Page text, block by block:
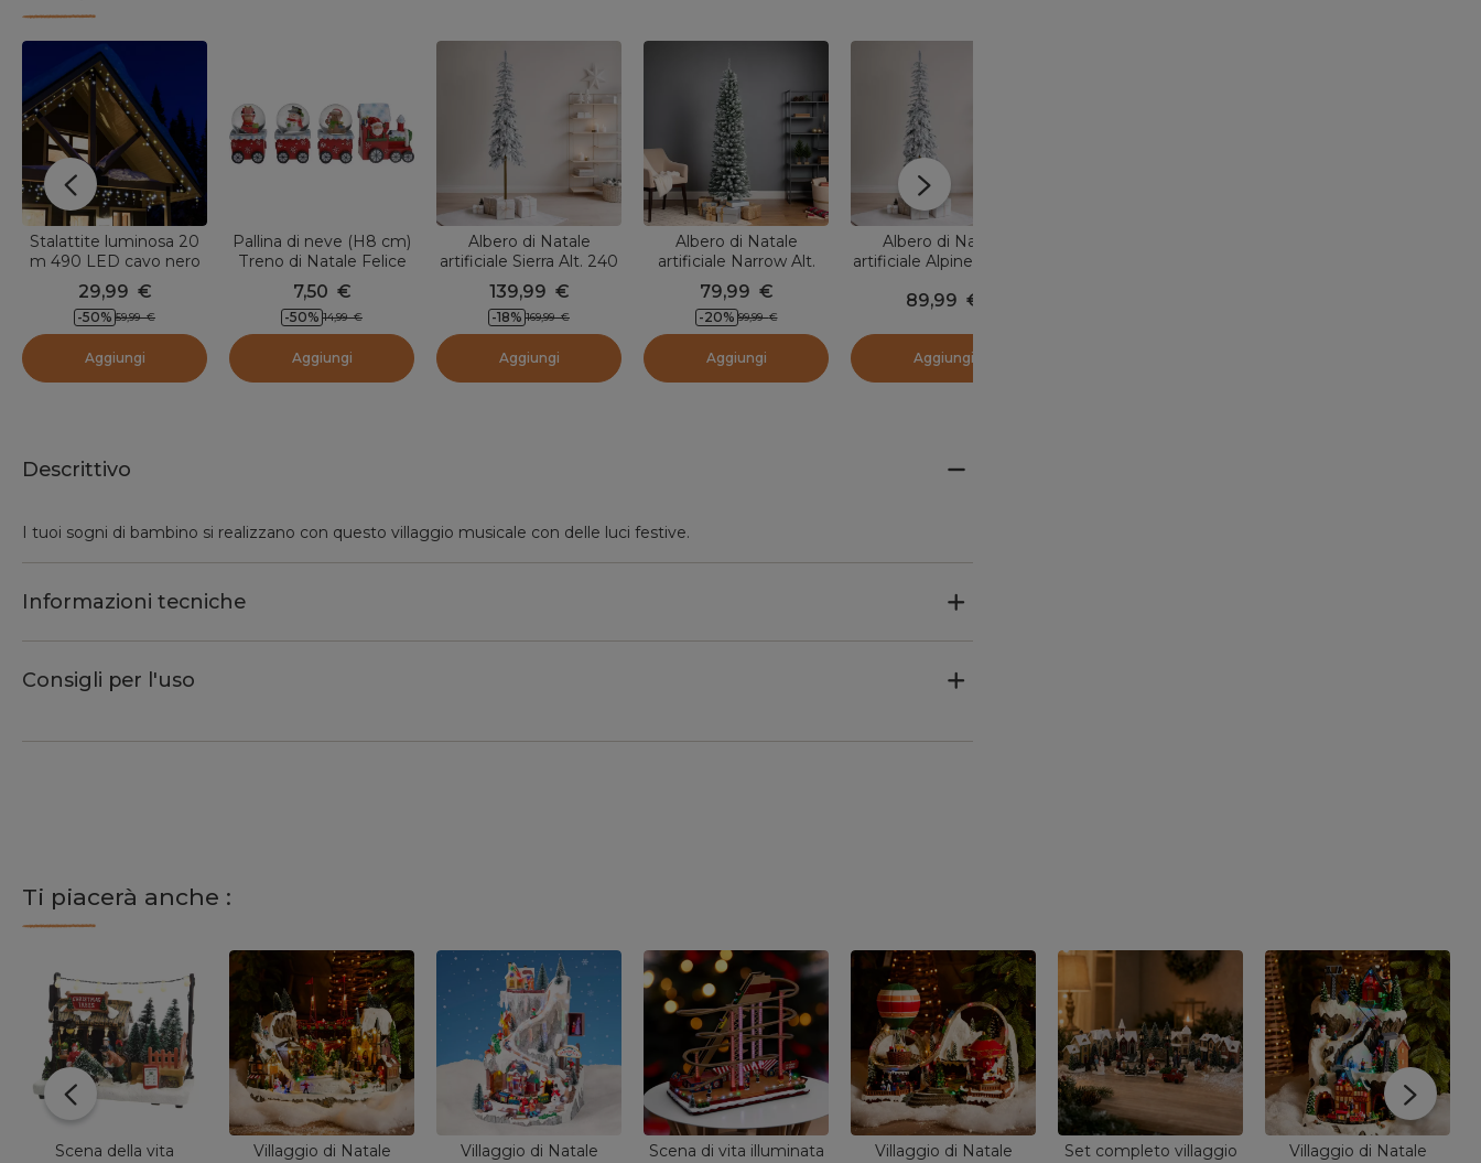
Stalattite luminosa 20
m 490 LED cavo nero
Stars Bicolore Bianco
caldo e freddo
29,99 €
-50% 59,99 €
Aggiungi
Pallina di neve (H8 cm)
Treno di Natale Felice
7,50 €
-50% 14,99 €
Aggiungi
Albero di Natale
artificiale Sierra Alt. 240
cm Verde innevato
139,99 €
-18% 169,99 €
Aggiungi
Albero di Natale
artificiale Narrow Alt.
210 cm Verde innevato
79,99 €
-20% 99,99 €
Aggiungi
Albero di Natale
artificiale Alpine Alt. 180
89,99 €
Aggiungi
Descrittivo
I tuoi sogni di bambino si realizzano con questo villaggio musicale con delle luci festive.
Informazioni tecniche
Consigli per l'uso
Ti piacerà anche :
Scena della vita
Villaggio di Natale
Villaggio di Natale
Scena di vita illuminata
Villaggio di Natale
Set completo villaggio
Villaggio di Natale